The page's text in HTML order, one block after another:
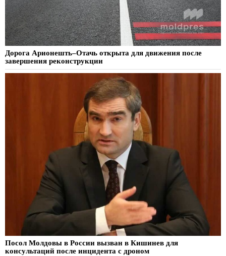
Дорога Арионешть–Отачь открыта для движения после
завершения реконструкции
Посол Молдовы в России вызван в Кишинев для
консультаций после инцидента с дроном